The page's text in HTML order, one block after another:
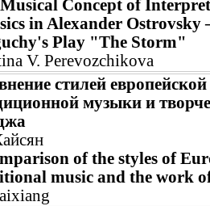
Concept of
in Alexander Ostrovsky
Play "The Storm"
V. Perevozchikova
стилей европейской
музыки и
of the styles of
music and the work